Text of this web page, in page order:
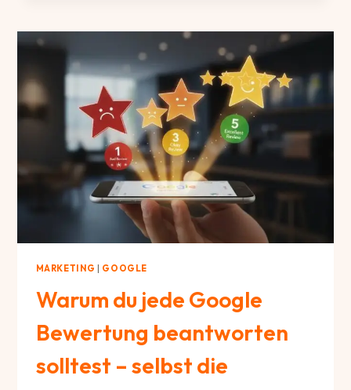
WARUM
WAHL
DES
RICHTIGEN
WERKZEUGS
ÜBER
DEINEN
ERFOLG
ENTSCHEIDET
MARKETING GOOGLE
Warum du jede Google
Bewertung beantworten
solltest – selbst die